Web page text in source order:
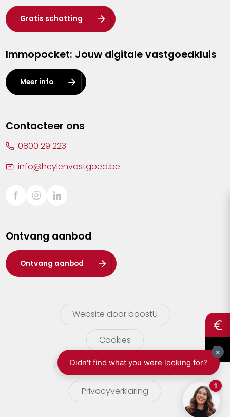
Heist-op-den-Berg
Herentals
Kalmthout
Leuven
Lier
Sint-Truiden
Waasland
Wuustwezel
Zoersel
Gratis schatting
Immopocket: Jouw digitale vastgoedkluis
Meer info
Contacteer ons
0800 29 223
info@heylenvastgoed.be
Ontvang aanbod
Ontvang aanbod
Website door boostU
Cookies
gebruikersvoorwaarden
Privacyverklaring